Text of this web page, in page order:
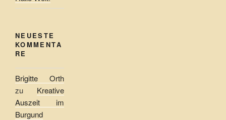
NEUESTE
KOMMENTA
RE
Brigitte Orth
zu Kreative
Auszeit im
Burgund